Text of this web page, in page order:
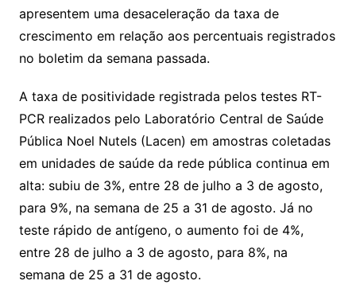
apresentem uma desaceleração da taxa de
crescimento em relação aos percentuais registrados
no boletim da semana passada.
A taxa de positividade registrada pelos testes RT-
PCR realizados pelo Laboratório Central de Saúde
Pública Noel Nutels (Lacen) em amostras coletadas
em unidades de saúde da rede pública continua em
alta: subiu de 3%, entre 28 de julho a 3 de agosto,
para 9%, na semana de 25 a 31 de agosto. Já no
teste rápido de antígeno, o aumento foi de 4%,
entre 28 de julho a 3 de agosto, para 8%, na
semana de 25 a 31 de agosto.